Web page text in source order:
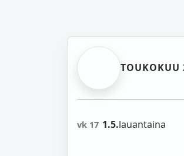
TOUKOKUU
vk 17 1.5.lauantaina